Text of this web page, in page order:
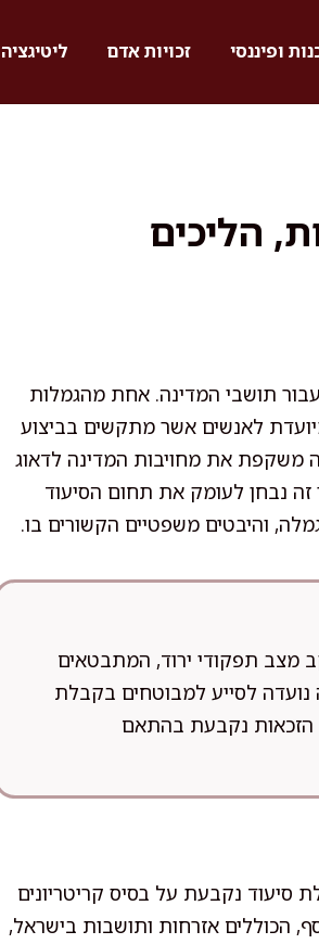
ופיננסי זכויות אדם ליטיגציה
הליכים
תושבי המדינה. אחת מהגמלות
לאנשים אשר מתקשים בביצוע
משקפת את מחויבות המדינה לדאוג
זה נבחן לעומק את תחום הסיעוד
והיבטים משפטיים הקשורים בו.
מצב תפקודי ירוד, המתבטאים
נועדה לסייע למבוטחים בקבלת
הזכאות נקבעת בהתאם
משולב), תשנ"ה-1995, זכאות לגמלת סיעוד נקבעת על בסיס קריטריונים
הכוללים אזרחות ותושבות בישראל,